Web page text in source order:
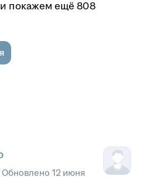
покажем ещё 808
Обновлено 12 июня